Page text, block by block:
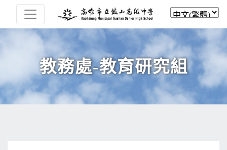
教務處-教育研究組